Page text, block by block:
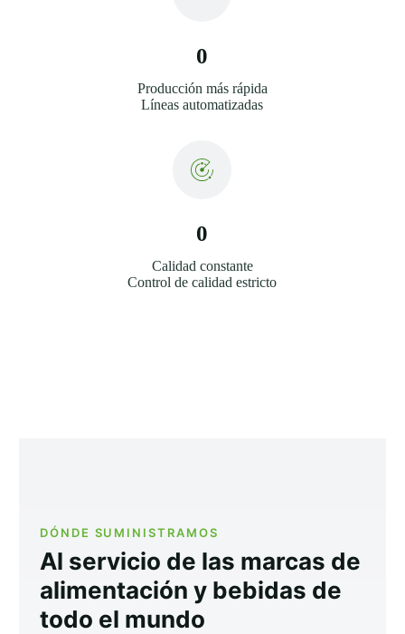
0
Producción más rápida
Líneas automatizadas
0
Calidad constante
Control de calidad estricto
DÓNDE SUMINISTRAMOS
Al servicio de las marcas de
alimentación y bebidas de
todo el mundo